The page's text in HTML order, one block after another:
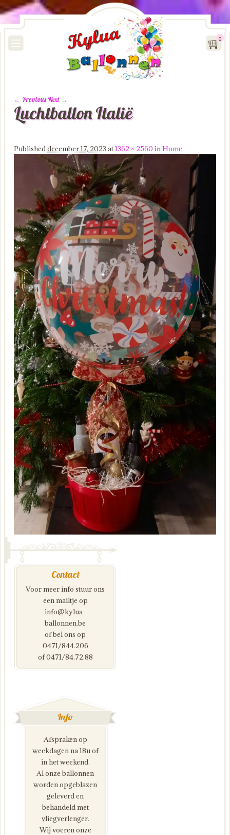
0
Image navigation
← Previous Next →
Luchtballon Italië
Publisheddecember 17, 2023 at1362 × 2560 inHome
Contact
Voor meer info stuur ons
een mailtje op
info@kylua-
ballonnen.be
of bel ons op
0471/844.206
of 0471/84.72.88
Info
Afspraken op
weekdagen na 18u of
in het weekend.
Al onze ballonnen
worden opgeblazen
geleverd en
behandeld met
vliegverlenger.
Wij voeren onze